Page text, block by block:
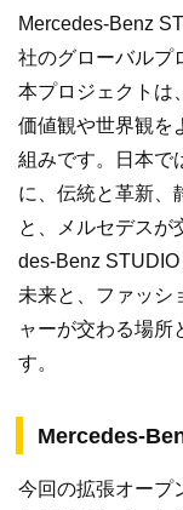
Mercedes-Benz
社のグローバルプ
本プロジェクトは
価値観や世界観を
組みです。日本で
に、伝統と革新、
と、メルセデスが
des-Benz STUDIO
未来と、ファッシ
ャーが交わる場所
す。
Mercedes-
今回の拡張オープ